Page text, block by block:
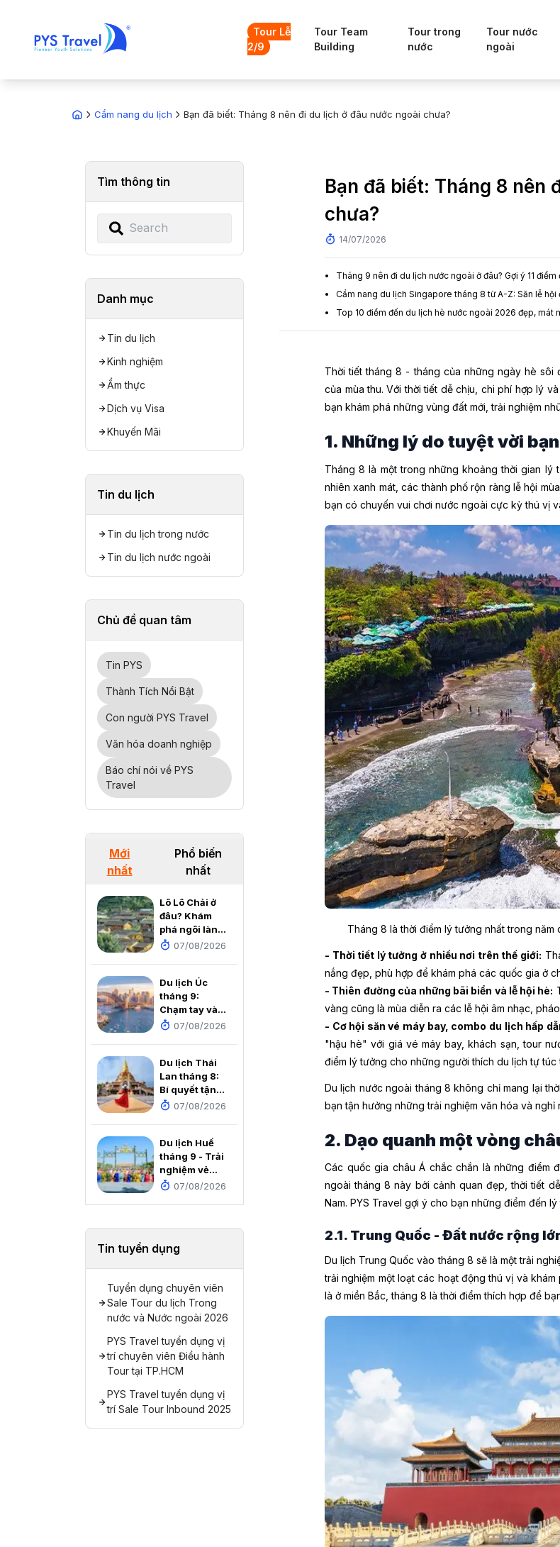
Tour Lễ
2/9
Tour Team
Building
Tour trong
nước
Tour nước
ngoài
Cẩm nang du lịch Bạn đã biết: Tháng 8 nên đi du lịch ở đâu nước ngoài chưa?
Tìm thông tin
Danh mục
Tin du lịch
Kinh nghiệm
Ẩm thực
Dịch vụ Visa
Khuyến Mãi
Tin du lịch
Tin du lịch trong nước
Tin du lịch nước ngoài
Chủ đề quan tâm
Tin PYS
Thành Tích Nổi Bật
Con người PYS Travel
Văn hóa doanh nghiệp
Báo chí nói về PYS
Travel
Mới
nhất
Phổ biến
nhất
Lô Lô Chải ở
đâu? Khám
phá ngôi làng
cổ đẹp như cổ
Lũng Cú
07/08/2026
Du lịch Úc
tháng 9:
Chạm tay vào
mùa xuân rực
07/08/2026
Du lịch Thái
Lan tháng 8:
Bí quyết tận
hưởng thiên
phí cực rẻ
07/08/2026
Du lịch Huế
tháng 9 - Trải
nghiệm vẻ
đẹp thơ mộng
07/08/2026
Tin tuyển dụng
Tuyển dụng chuyên viên
Sale Tour du lịch Trong
nước và Nước ngoài 2026
PYS Travel tuyển dụng vị
trí chuyên viên Điều hành
Tour tại TP.HCM
PYS Travel tuyển dụng vị
trí Sale Tour Inbound 2025
Bạn đã biết: Tháng 8 nên
chưa?
14/07/2026
Tháng 9 nên đi du lịch nước ngoài ở đâu? Gợi ý 11
Cẩm nang du lịch Singapore tháng 8 từ A-Z: Săn lễ
Top 10 điểm đến du lịch hè nước ngoài 2026 đẹp, mát
Thời tiết tháng 8 - tháng của những ngày hè
của mùa thu. Với thời tiết dễ chịu, chi phí hợp lý
bạn khám phá những vùng đất mới, trải nghiệm
1. Những lý do tuyệt vời
Tháng 8 là một trong những khoảng thời gian
nhiên xanh mát, các thành phố rộn ràng lễ hội
bạn có chuyến vui chơi nước ngoài cực kỳ thú vị
Tháng 8 là thời điểm lý tưởng nhất trong
- Thời tiết lý tưởng ở nhiều nơi trên thế giới:
nắng đẹp, phù hợp để khám phá các quốc gia ở
- Thiên đường của những bãi biển và lễ hội hè:
vàng cũng là mùa diễn ra các lễ hội âm nhạc,
- Cơ hội săn vé máy bay, combo du lịch hấp
"hậu hè" với giá vé máy bay, khách sạn, tour
điểm lý tưởng cho những người thích du lịch tự túc
Du lịch nước ngoài tháng 8 không chỉ mang lại
bạn tận hưởng những trải nghiệm văn hóa và nghỉ
2. Dạo quanh một vòng
Các quốc gia châu Á chắc chắn là những điểm
ngoài tháng 8 này bởi cảnh quan đẹp, thời tiết
Nam. PYS Travel gợi ý cho bạn những điểm đến
2.1. Trung Quốc - Đất nước rộng
Du lịch Trung Quốc vào tháng 8 sẽ là một trải
trải nghiệm một loạt các hoạt động thú vị và
là ở miền Bắc, tháng 8 là thời điểm thích hợp để